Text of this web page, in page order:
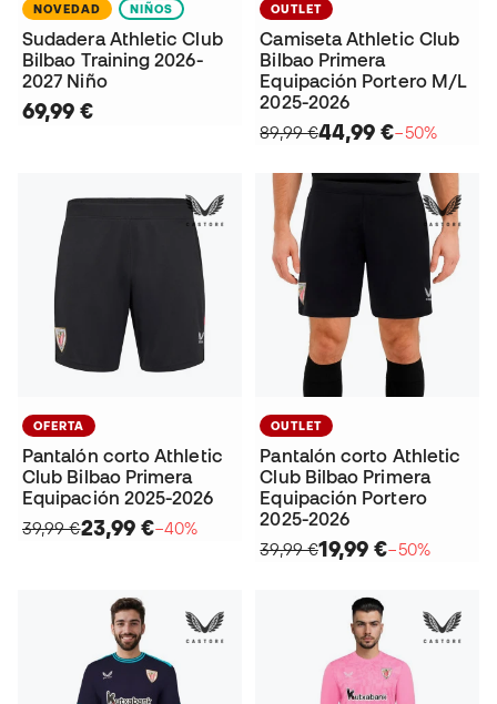
NOVEDAD NIÑOS
Sudadera Athletic Club
Bilbao Training 2026-
2027 Niño
69,99 €
OUTLET
Camiseta Athletic Club
Bilbao Primera
Equipación Portero M/L
2025-2026
89,99 €44,99 €−50%
OFERTA
Pantalón corto Athletic
Club Bilbao Primera
Equipación 2025-2026
39,99 €23,99 €−40%
OUTLET
Pantalón corto Athletic
Club Bilbao Primera
Equipación Portero
2025-2026
39,99 €19,99 €−50%